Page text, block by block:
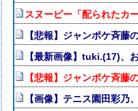
スヌーピー「配られたカ
【悲報】ジャンポケ斉
【最新画像】tuki.(17)、
【悲報】ジャンポケ斉
【画像】テニス園田彩乃